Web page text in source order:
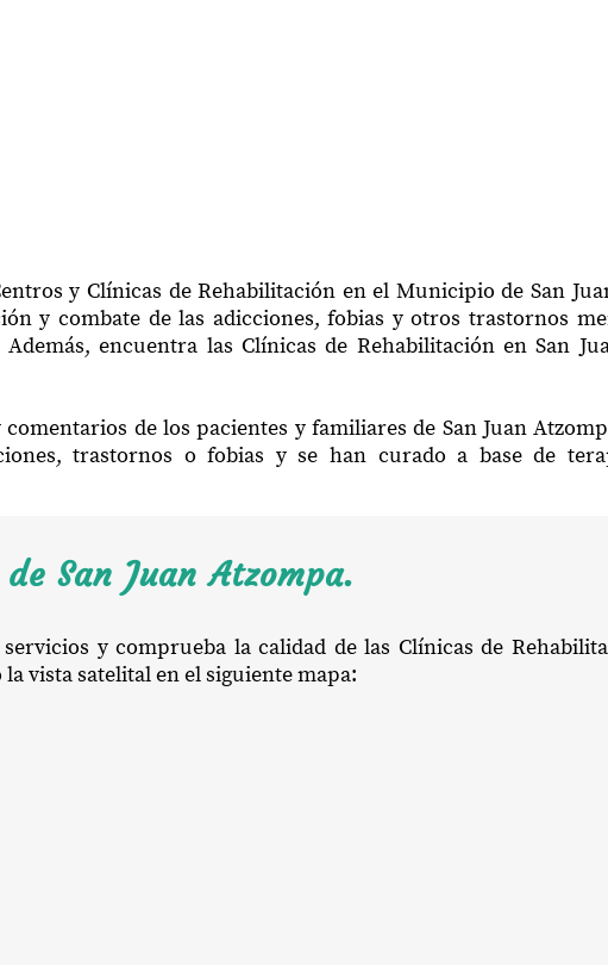
y Clínicas de Rehabilitación en el Municipio de San
y combate de las adicciones, fobias y otros trastornos
encuentra las Clínicas de Rehabilitación en San
de los pacientes y familiares de San Juan
trastornos o fobias y se han curado a base de
San Juan Atzompa.
y comprueba la calidad de las Clínicas de
vista satelital en el siguiente mapa: